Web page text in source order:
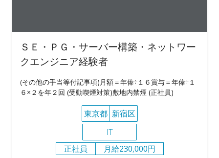
ＳＥ・ＰＧ・サーバー構築・ネットワー
クエンジニア経験者
(その他の手当等付記事項)月額＝年俸÷１６賞与＝年俸÷１
６×２を年２回 (受動喫煙対策)敷地内禁煙 (正社員)
東京都 新宿区
IT
正社員
月給230,000円